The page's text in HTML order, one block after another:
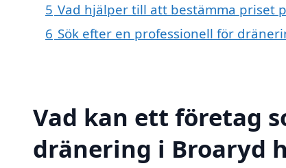
5 Vad hjälper till att bestämma priset
6 Sök efter en professionell för
Vad kan ett företag
dränering i Broaryd